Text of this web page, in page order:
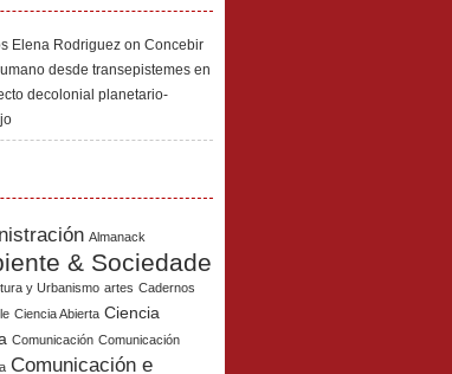
Elena Rodriguez on Concebir
desde transepistemes en
decolonial planetario-
Almanack
& Sociedade
y Urbanismo artes Cadernos
Ciencia Abierta Ciencia
Comunicación Comunicación
Comunicación e